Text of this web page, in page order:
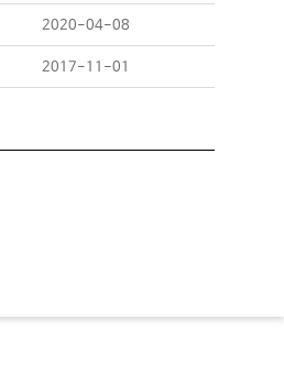
2020-04-08
2017-11-01